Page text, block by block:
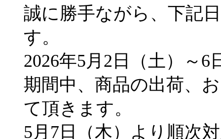
誠に勝手ながら、下記
す。
2026年5月2日（土）～6
期間中、商品の出荷、
て頂きます。
5月7日（木）より順次